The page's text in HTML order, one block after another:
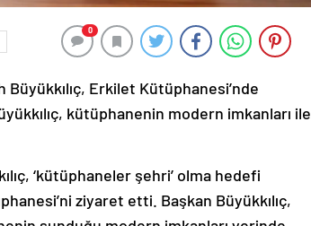
0
Erkilet Kütüphanesi’nde
kütüphanenin modern imkanları ile
‘kütüphaneler şehri’ olma hedefi
ziyaret etti. Başkan Büyükkılıç,